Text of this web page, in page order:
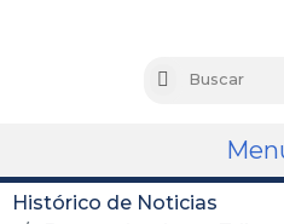
Buscar
Histórico de Noticias